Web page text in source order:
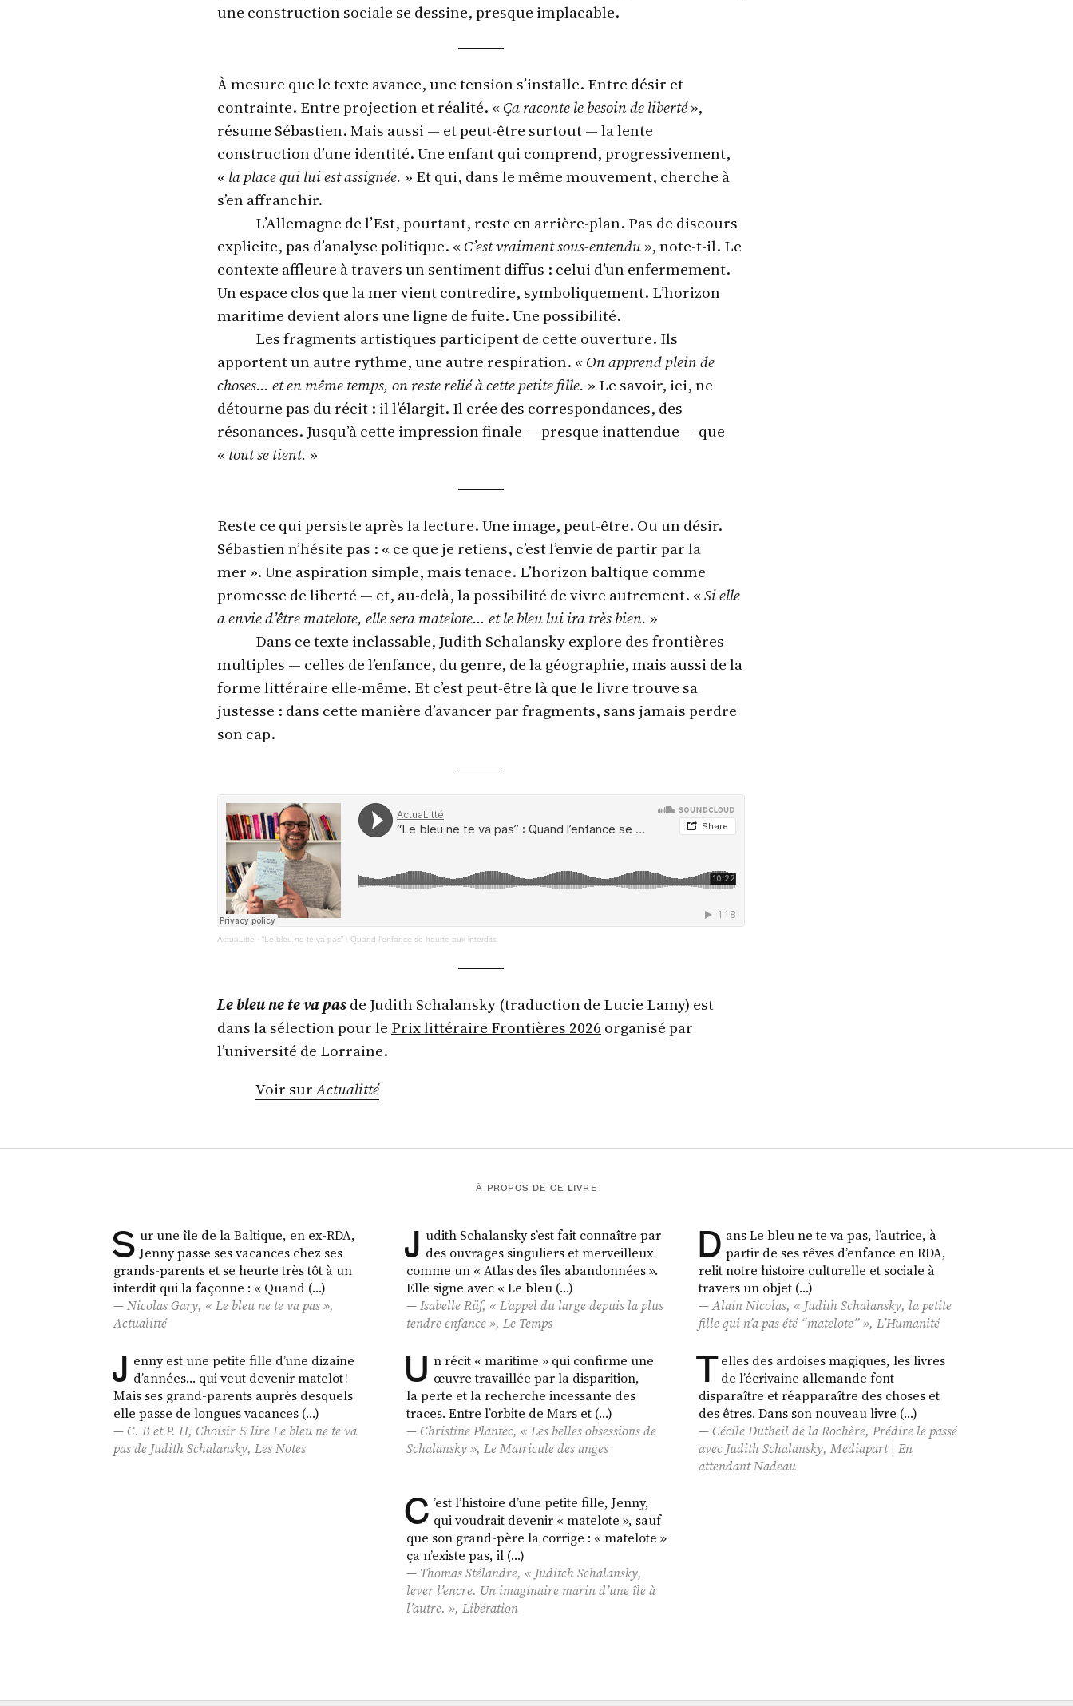
une construction sociale se dessine, presque implacable.
À mesure que le texte avance, une tension s’installe. Entre désir et
contrainte. Entre projection et réalité. «Ça raconte le besoin de liberté»,
résume Sébastien. Mais aussi — et peut-être surtout — la lente
construction d’une identité. Une enfant qui comprend, progressivement,
«la place qui lui est assignée. » Et qui, dans le même mouvement, cherche à
s’en affranchir.
L’Allemagne de l’Est, pourtant, reste en arrière-plan. Pas de discours
explicite, pas d’analyse politique. «C’est vraiment sous-entendu», note-t-il. Le
contexte affleure à travers un sentiment diffus : celui d’un enfermement.
Un espace clos que la mer vient contredire, symboliquement. L’horizon
maritime devient alors une ligne de fuite. Une possibilité.
Les fragments artistiques participent de cette ouverture. Ils
apportent un autre rythme, une autre respiration. «On apprend plein de
choses… et en même temps, on reste relié à cette petite fille. » Le savoir, ici, ne
détourne pas du récit : il l’élargit. Il crée des correspondances, des
résonances. Jusqu’à cette impression finale — presque inattendue — que
«tout se tient. »
Reste ce qui persiste après la lecture. Une image, peut-être. Ou un désir.
Sébastien n’hésite pas : « ce que je retiens, c’est l’envie de partir par la
mer ». Une aspiration simple, mais tenace. L’horizon baltique comme
promesse de liberté — et, au-delà, la possibilité de vivre autrement. «Si elle
a envie d’être matelote, elle sera matelote… et le bleu lui ira très bien. »
Dans ce texte inclassable, Judith Schalansky explore des frontières
multiples — celles de l’enfance, du genre, de la géographie, mais aussi de la
forme littéraire elle-même. Et c’est peut-être là que le livre trouve sa
justesse : dans cette manière d’avancer par fragments, sans jamais perdre
son cap.
ActuaLitté · “Le bleu ne te va pas” : Quand l’enfance se heurte aux interdits
Le bleu ne te va pasde Judith Schalansky (traduction de Lucie Lamy) est
dans la sélection pour le Prix littéraire Frontières 2026 organisé par
l’université de Lorraine.
Voir surActualitté
À PROPOS DE CE LIVRE
S ur une île de la Baltique, en ex-RDA,
Jenny passe ses vacances chez ses
grands-parents et se heurte très tôt à un
interdit qui la façonne : « Quand (…)
Nicolas Gary, « Le bleu ne te va pas »,
Actualitté
J udith Schalansky s’est fait connaître par
des ouvrages singuliers et merveilleux
comme un « Atlas des îles abandonnées ».
Elle signe avec « Le bleu (…)
Isabelle Rüf, « L’appel du large depuis la plus
tendre enfance », Le Temps
D ans Le bleu ne te va pas, l’autrice, à
partir de ses rêves d’enfance en RDA,
relit notre histoire culturelle et sociale à
travers un objet (…)
Alain Nicolas, « Judith Schalansky, la petite
fille qui n’a pas été “matelote” »,L’Humanité
J enny est une petite fille d’une dizaine
d’années… qui veut devenir matelot !
Mais ses grand-parents auprès desquels
elle passe de longues vacances (…)
C. B et P. H, Choisir & lireLe bleu ne te va
pasde Judith Schalansky,Les Notes
U n récit « maritime » qui confirme une
œuvre travaillée par la disparition,
la perte et la recherche incessante des
traces. Entre l’orbite de Mars et (…)
Christine Plantec, « Les belles obsessions de
Schalansky », Le Matricule des anges
T elles des ardoises magiques, les livres
de l’écrivaine allemande font
disparaître et réapparaître des choses et
des êtres. Dans son nouveau livre (…)
Cécile Dutheil de la Rochère, Prédire le passé
avec Judith Schalansky, Mediapart | En
attendant Nadeau
C ’est l’histoire d’une petite fille, Jenny,
qui voudrait devenir « matelote », sauf
que son grand-père la corrige : « matelote »
ça n’existe pas, il (…)
Thomas Stélandre, « Juditch Schalansky,
lever l’encre. Un imaginaire marin d’une île à
l’autre. », Libération